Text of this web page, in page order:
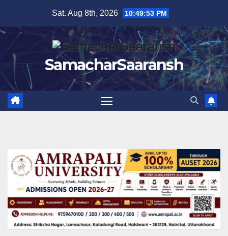
content
Sat. Aug 8th, 2026 10:49:54 PM
SamacharSaaransh